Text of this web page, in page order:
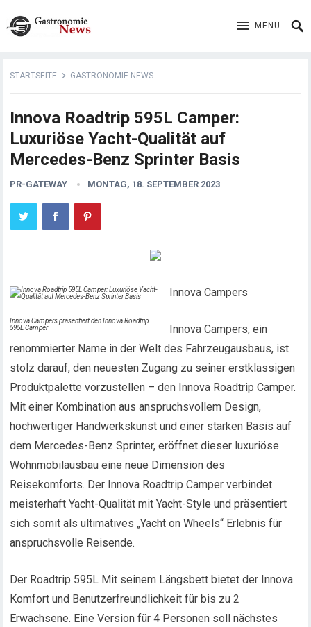
MENU
STARTSEITE GASTRONOMIE NEWS
Innova Roadtrip 595L Camper:
Luxuriöse Yacht-Qualität auf
Mercedes-Benz Sprinter Basis
PR-GATEWAY MONTAG, 18. SEPTEMBER 2023
Innova Campers präsentiert den Innova Roadtrip
595L Camper
Innova Campers
Innova Campers, ein
renommierter Name in der Welt des Fahrzeugausbaus, ist
stolz darauf, den neuesten Zugang zu seiner erstklassigen
Produktpalette vorzustellen – den Innova Roadtrip Camper.
Mit einer Kombination aus anspruchsvollem Design,
hochwertiger Handwerkskunst und einer starken Basis auf
dem Mercedes-Benz Sprinter, eröffnet dieser luxuriöse
Wohnmobilausbau eine neue Dimension des
Reisekomforts. Der Innova Roadtrip Camper verbindet
meisterhaft Yacht-Qualität mit Yacht-Style und präsentiert
sich somit als ultimatives „Yacht on Wheels“ Erlebnis für
anspruchsvolle Reisende.
Der Roadtrip 595L Mit seinem Längsbett bietet der Innova
Komfort und Benutzerfreundlichkeit für bis zu 2
Erwachsene. Eine Version für 4 Personen soll nächstes